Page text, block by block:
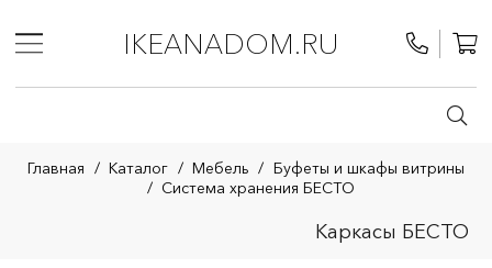
IKEANADOM.RU
Главная / Каталог / Мебель / Буфеты и шкафы витрины
/ Система хранения БЕСТО
Каркасы БЕСТО